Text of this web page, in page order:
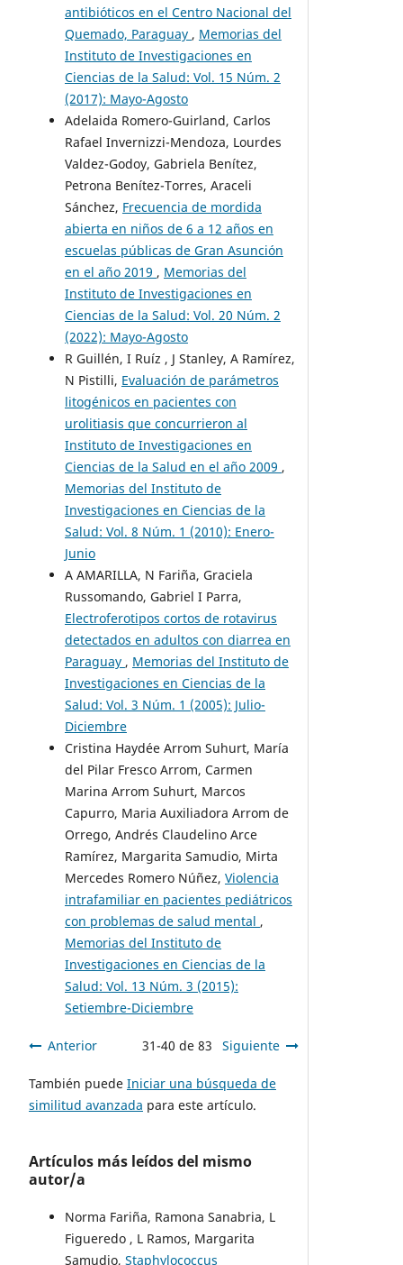
antibióticos en el Centro Nacional del
Quemado, Paraguay , Memorias del
Instituto de Investigaciones en
Ciencias de la Salud: Vol. 15 Núm. 2
(2017): Mayo-Agosto
Adelaida Romero-Guirland, Carlos
Rafael Invernizzi-Mendoza, Lourdes
Valdez-Godoy, Gabriela Benítez,
Petrona Benítez-Torres, Araceli
Sánchez, Frecuencia de mordida
abierta en niños de 6 a 12 años en
escuelas públicas de Gran Asunción
en el año 2019 , Memorias del
Instituto de Investigaciones en
Ciencias de la Salud: Vol. 20 Núm. 2
(2022): Mayo-Agosto
R Guillén, I Ruíz , J Stanley, A Ramírez,
N Pistilli, Evaluación de parámetros
litogénicos en pacientes con
urolitiasis que concurrieron al
Instituto de Investigaciones en
Ciencias de la Salud en el año 2009 ,
Memorias del Instituto de
Investigaciones en Ciencias de la
Salud: Vol. 8 Núm. 1 (2010): Enero-
Junio
A AMARILLA, N Fariña, Graciela
Russomando, Gabriel I Parra,
Electroferotipos cortos de rotavirus
detectados en adultos con diarrea en
Paraguay , Memorias del Instituto de
Investigaciones en Ciencias de la
Salud: Vol. 3 Núm. 1 (2005): Julio-
Diciembre
Cristina Haydée Arrom Suhurt, María
del Pilar Fresco Arrom, Carmen
Marina Arrom Suhurt, Marcos
Capurro, Maria Auxiliadora Arrom de
Orrego, Andrés Claudelino Arce
Ramírez, Margarita Samudio, Mirta
Mercedes Romero Núñez, Violencia
intrafamiliar en pacientes pediátricos
con problemas de salud mental ,
Memorias del Instituto de
Investigaciones en Ciencias de la
Salud: Vol. 13 Núm. 3 (2015):
Setiembre-Diciembre
Anterior 31-40 de 83 Siguiente
También puede Iniciar una búsqueda de
similitud avanzada para este artículo.
Artículos más leídos del mismo
autor/a
Norma Fariña, Ramona Sanabria, L
Figueredo , L Ramos, Margarita
Samudio, Staphylococcus